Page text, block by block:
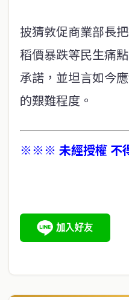
披猜敦促商業部長
稻價暴跌等民生痛
承諾，並坦言如今
的艱難程度。
※※※ 未經授權